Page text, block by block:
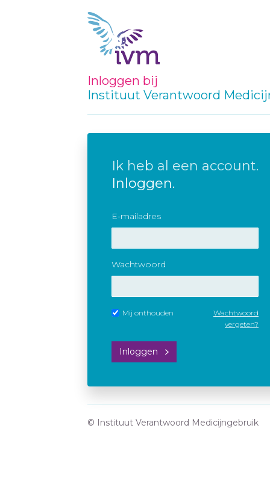
Inloggen bij
Instituut Verantwoord
Ik heb al een account.
Inloggen.
E-mailadres
Wachtwoord
Mij onthouden
Wachtwoord
vergeten?
Inloggen
© Instituut Verantwoord Medicijngebruik